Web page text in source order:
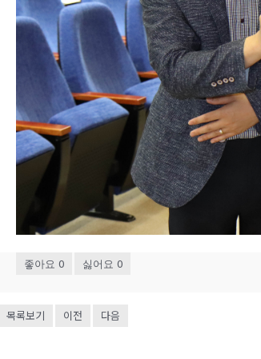
좋아요 0 싫어요 0
목록보기 이전 다음